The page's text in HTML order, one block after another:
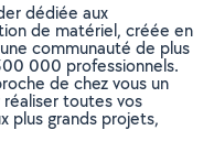
dédiée aux
de matériel, créée en
communauté de plus
000 professionnels.
de chez vous un
toutes vos
plus grands projets,